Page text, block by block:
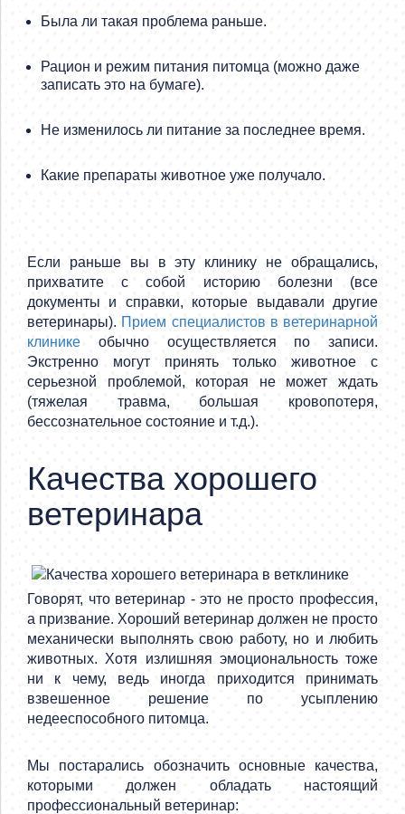
Была ли такая проблема раньше.
Рацион и режим питания питомца (можно даже
записать это на бумаге).
Не изменилось ли питание за последнее время.
Какие препараты животное уже получало.
Если раньше вы в эту клинику не обращались,
прихватите с собой историю болезни (все
документы и справки, которые выдавали другие
ветеринары). Прием специалистов в ветеринарной
клинике обычно осуществляется по записи.
Экстренно могут принять только животное с
серьезной проблемой, которая не может ждать
(тяжелая травма, большая кровопотеря,
бессознательное состояние и т.д.).
Качества хорошего
ветеринара
Говорят, что ветеринар - это не просто профессия,
а призвание. Хороший ветеринар должен не просто
механически выполнять свою работу, но и любить
животных. Хотя излишняя эмоциональность тоже
ни к чему, ведь иногда приходится принимать
взвешенное решение по усыплению
недееспособного питомца.
Мы постарались обозначить основные качества,
которыми должен обладать настоящий
профессиональный ветеринар: